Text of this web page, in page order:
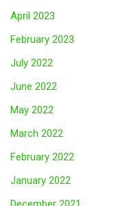
April 2023
February 2023
July 2022
June 2022
May 2022
March 2022
February 2022
January 2022